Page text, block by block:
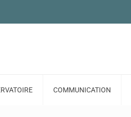
COMMUNICATION